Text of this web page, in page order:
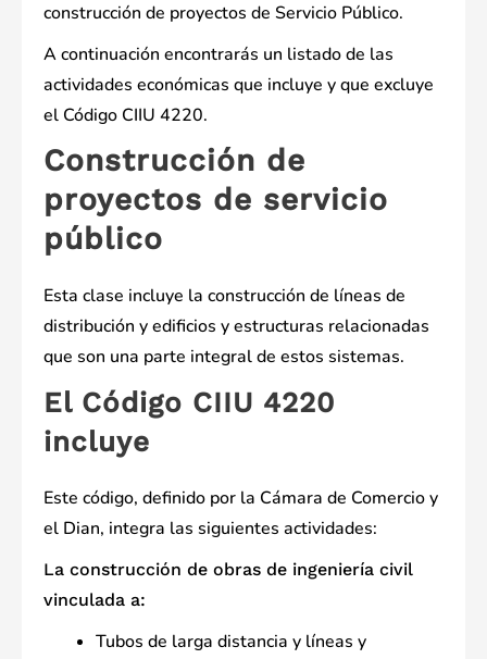
construcción de proyectos de Servicio Público.
A continuación encontrarás un listado de las
actividades económicas que incluye y que excluye
el Código CIIU 4220.
Construcción de
proyectos de servicio
público
Esta clase incluye la construcción de líneas de
distribución y edificios y estructuras relacionadas
que son una parte integral de estos sistemas.
El Código CIIU 4220
incluye
Este código, definido por la Cámara de Comercio y
el Dian, integra las siguientes actividades:
La construcción de obras de ingeniería civil
vinculada a:
Tubos de larga distancia y líneas y